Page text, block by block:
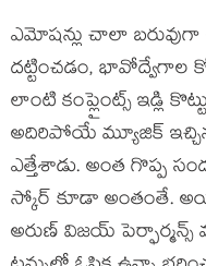
ఎమోషన్లు చాలా
దట్టించడం, భావోద్వేగాల
లాంటి కంప్లైంట్స్ ఇడ్లి
అదిరిపోయే మ్యూజిక్
ఎత్తేశాడు. అంత గొప్ప
స్కోర్ కూడా అంతంతే.
అరుణ్ విజయ్